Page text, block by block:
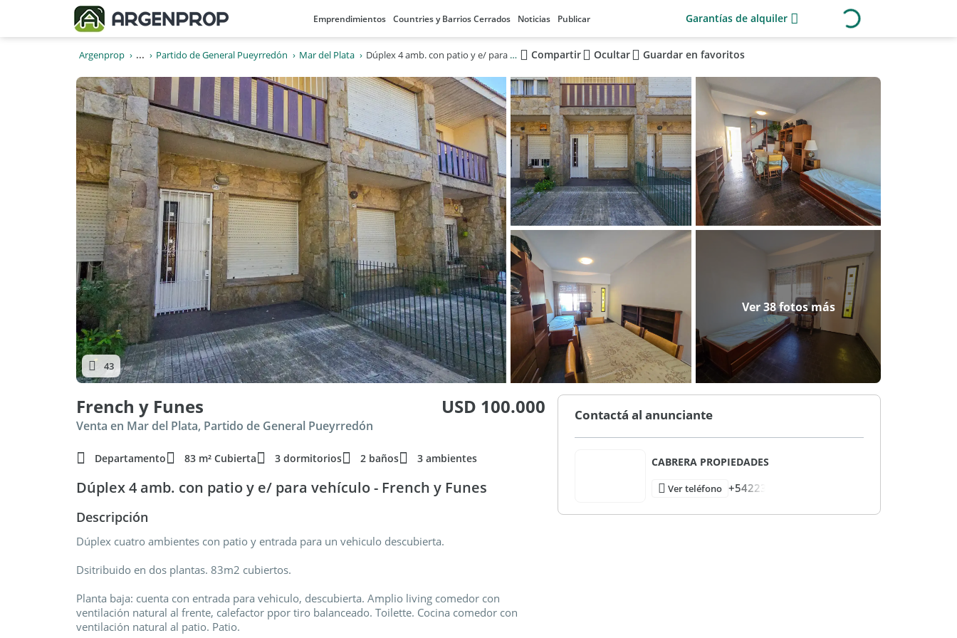
Emprendimientos Countries y Barrios Cerrados Noticias Publicar Garantías de alquiler
Argenprop ... Partido de General Pueyrredón Mar del Plata Dúplex 4 amb. con patio y e/ para vehículo - French y Funes Compartir Ocultar Guardar en favoritos
Ver 38 fotos más
43
French y Funes USD 100.000
Venta en Mar del Plata, Partido de General Pueyrredón
Departamento 83 m² Cubierta 3 dormitorios 2 baños 3 ambientes
Dúplex 4 amb. con patio y e/ para vehículo - French y Funes
Descripción
Dúplex cuatro ambientes con patio y entrada para un vehiculo descubierta.
Dsitribuido en dos plantas. 83m2 cubiertos.
Planta baja: cuenta con entrada para vehiculo, descubierta. Amplio living comedor con
ventilación natural al frente, calefactor ppor tiro balanceado. Toilette. Cocina comedor con
ventilación natural al patio. Patio.
Contactá al anunciante
CABRERA PROPIEDADES
Ver teléfono +54223